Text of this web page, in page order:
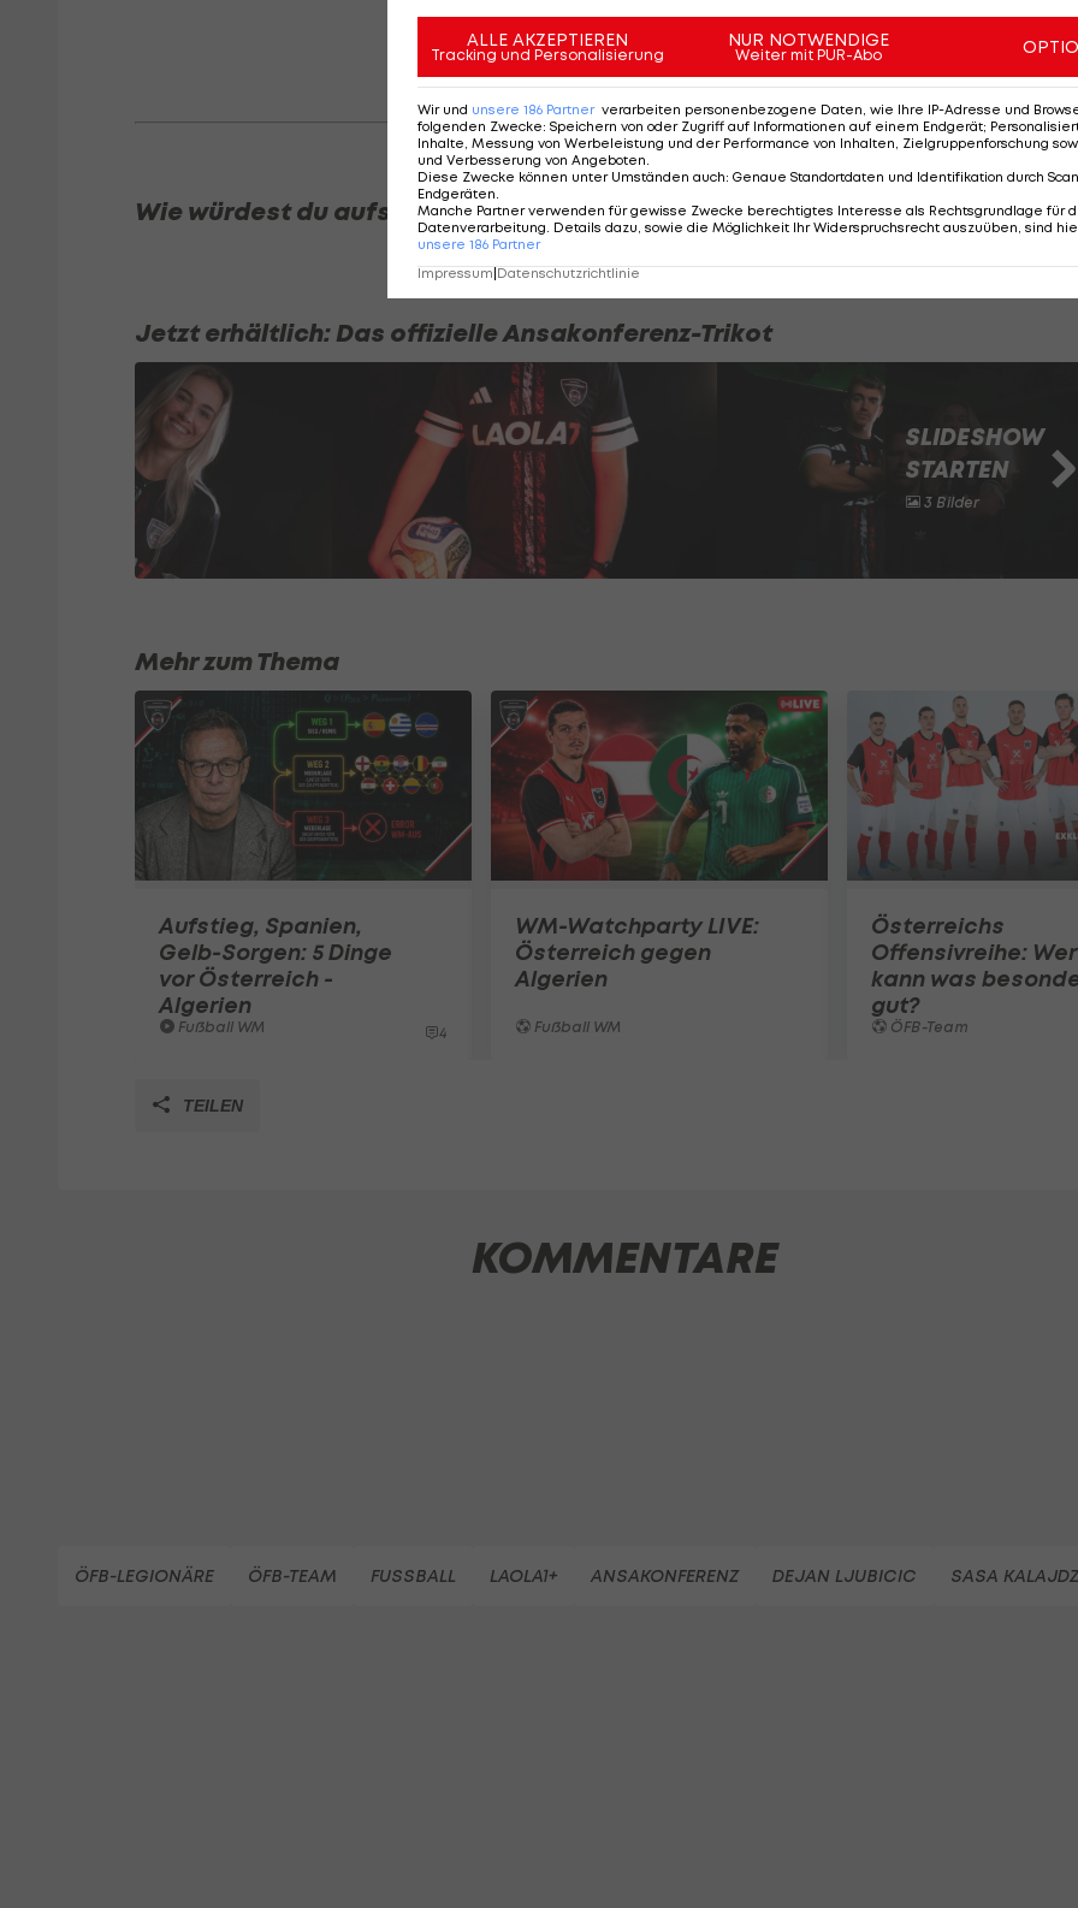
Wie würdest du aufstellen?
Jetzt erhältlich: Das offizielle Ansakonferenz-Trikot
SLIDESHOW
STARTEN
3 Bilder
Mehr zum Thema
Aufstieg, Spanien,
Gelb-Sorgen: 5 Dinge
vor Österreich -
Algerien
Fußball WM 4
WM-Watchparty LIVE:
Österreich gegen
Algerien
Fußball WM
Österreichs
Offensivreihe: Wer
kann was
gut?
ÖFB-Team
TEILEN
KOMMENTARE
ÖFB-LEGIONÄRE ÖFB-TEAM FUSSBALL LAOLA1+ ANSAKONFERENZ DEJAN LJUBICIC SASA
ALLE AKZEPTIEREN
Tracking und Personalisierung
NUR NOTWENDIGE
Weiter mit PUR-Abo
Wir und unsere 186 Partner verarbeiten personenbezogene Daten, wie Ihre IP-Adresse und
folgenden Zwecke: Speichern von oder Zugriff auf Informationen auf einem Endgerät;
Inhalte, Messung von Werbeleistung und der Performance von Inhalten, Zielgruppenforschung
und Verbesserung von Angeboten
Diese Zwecke können unter Umständen auch: Genaue Standortdaten und Identifikation durch
Endgeräten
Manche Partner verwenden für gewisse Zwecke berechtigtes Interesse als Rechtsgrundlage für
Datenverarbeitung. Details dazu, sowie die Möglichkeit Ihr Widerspruchsrecht auszuüben, sind
unsere 186 Partner
Impressum|Datenschutzrichtlinie